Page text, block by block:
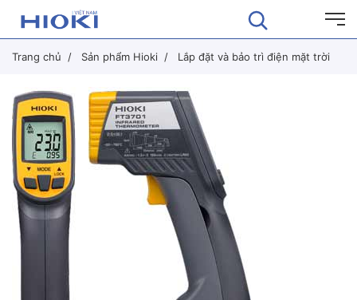
Trang chủ Sản phẩm Hioki Lắp đặt và bảo trì điện mặt trời